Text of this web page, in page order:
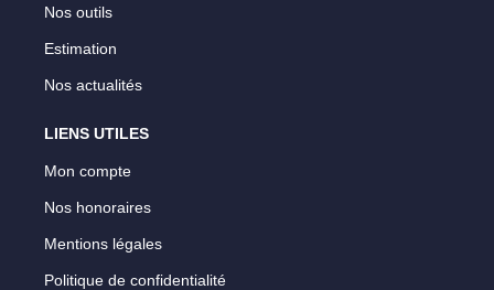
Nos outils
Estimation
Nos actualités
LIENS UTILES
Mon compte
Nos honoraires
Mentions légales
Politique de confidentialité